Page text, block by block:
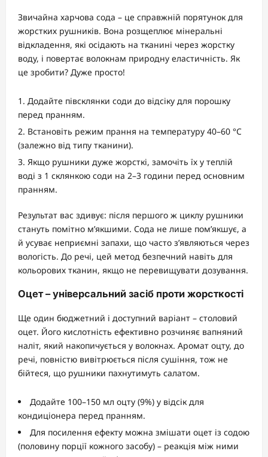
Звичайна харчова сода – це справжній порятунок для
жорстких рушників. Вона розщеплює мінеральні
відкладення, які осідають на тканині через жорстку
воду, і повертає волокнам природну еластичність. Як
це зробити? Дуже просто!
Додайте півсклянки соди до відсіку для порошку
перед пранням.
Встановіть режим прання на температуру 40–60 °C
(залежно від типу тканини).
Якщо рушники дуже жорсткі, замочіть їх у теплій
воді з 1 склянкою соди на 2–3 години перед основним
пранням.
Результат вас здивує: після першого ж циклу рушники
стануть помітно м’якшими. Сода не лише пом’якшує, а
й усуває неприємні запахи, що часто з’являються через
вологість. До речі, цей метод безпечний навіть для
кольорових тканин, якщо не перевищувати дозування.
Оцет – універсальний засіб проти жорсткості
Ще один бюджетний і доступний варіант – столовий
оцет. Його кислотність ефективно розчиняє вапняний
наліт, який накопичується у волокнах. Аромат оцту, до
речі, повністю вивітрюється після сушіння, тож не
бійтеся, що рушники пахнутимуть салатом.
Додайте 100–150 мл оцту (9%) у відсік для
кондиціонера перед пранням.
Для посилення ефекту можна змішати оцет із содою
(половину порції кожного засобу) – реакція між ними